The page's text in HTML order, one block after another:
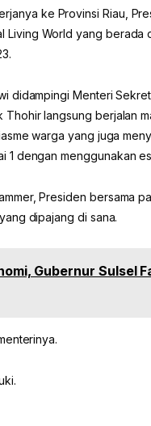
ke Provinsi Riau,
Living World yang berada
didampingi Menteri
Thohir langsung berjalan
warga yang juga
1 dengan menggunakan
Presiden bersama
dipajang di sana.
Gubernur Sulsel